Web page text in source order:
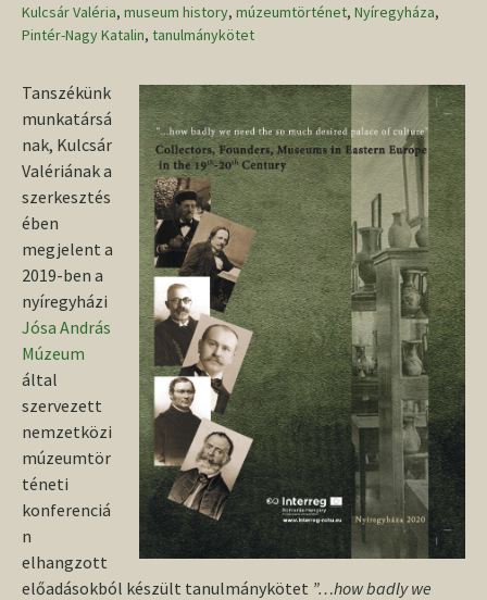
Kulcsár Valéria, museum history, múzeumtörténet, Nyíregyháza,
Pintér-Nagy Katalin, tanulmánykötet
Tanszékünk
munkatársá
nak, Kulcsár
Valériának a
szerkesztés
ében
megjelent a
2019-ben a
nyíregyházi
Jósa András
Múzeum
által
szervezett
nemzetközi
múzeumtör
téneti
konferenciá
n
elhangzott
előadásokból készült tanulmánykötet ”…how badly we